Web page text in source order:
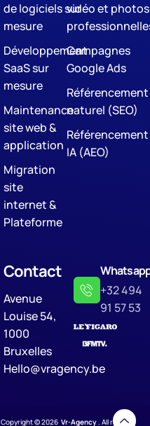
de logiciels sur
mesure
Développement
SaaS sur
mesure
Maintenance
site web &
application
Migration
site
internet &
Plateforme
vidéo et photos
Campagnes
Google Ads
Référencement
naturel (SEO)
Référencement
IA (AEO)
Contact
Avenue
Louise 54,
1000
Bruxelles
Hello@vragency.be
+32 494
91 57 53
Copyright © 2026 Vr-Agency. All rights